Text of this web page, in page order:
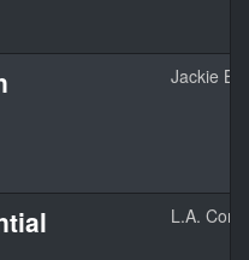
Jackie
L.A.